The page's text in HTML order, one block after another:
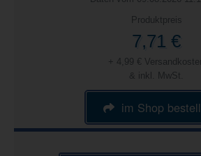
Produktpreis
7,71 €
+ 4,99 €
& inkl. MwSt.
im Shop